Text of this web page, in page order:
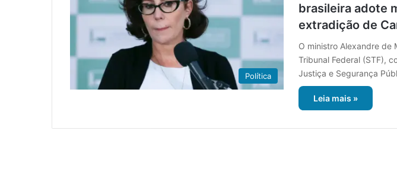
Política
brasileira adote
extradição de
O ministro Alexandre de
Tribunal Federal (STF),
Justiça e Segurança
Leia mais »